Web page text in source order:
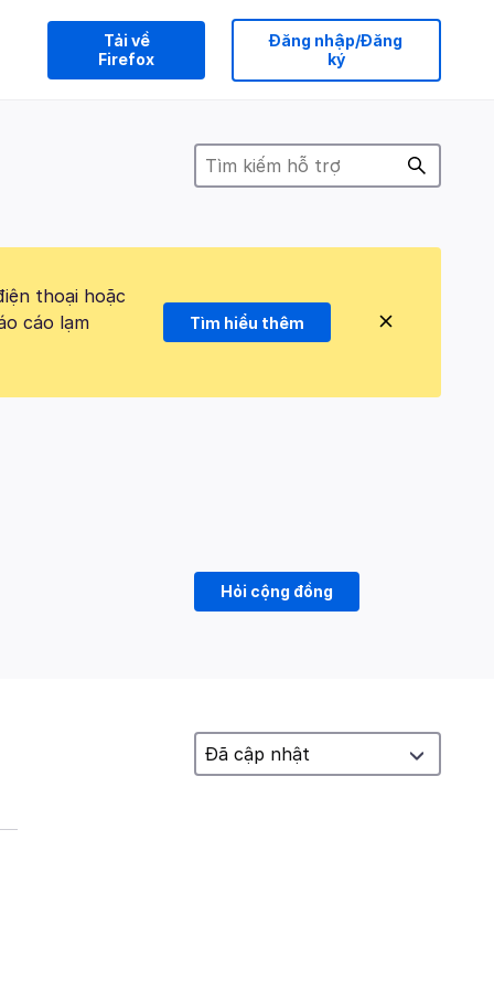
Tải về
Firefox
Đăng nhập/Đăng
ký
thoại hoặc
cáo lạm
Tìm hiểu thêm
Hỏi cộng đồng